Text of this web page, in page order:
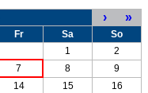
› »
Fr Sa
So
1
2
7 8
9
14 15
16